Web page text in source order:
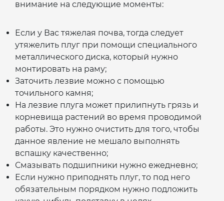
внимание на следующие моменты:
Если у Вас тяжелая почва, тогда следует
утяжелить плуг при помощи специального
металлического диска, который нужно
монтировать на раму;
Заточить лезвие можно с помощью
точильного камня;
На лезвие плуга может прилипнуть грязь и
корневища растений во время проводимой
работы. Это нужно очистить для того, чтобы
данное явление не мешало выполнять
вспашку качественно;
Смазывать подшипники нужно ежедневно;
Если нужно приподнять плуг, то под него
обязательным порядком нужно подложить